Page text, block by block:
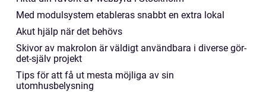
Med modulsystem etableras snabbt en extra lokal
Akut hjälp när det behövs
Skivor av makrolon är väldigt användbara i diverse gör-
det-själv projekt
Tips för att få ut mesta möjliga av sin
utomhusbelysning